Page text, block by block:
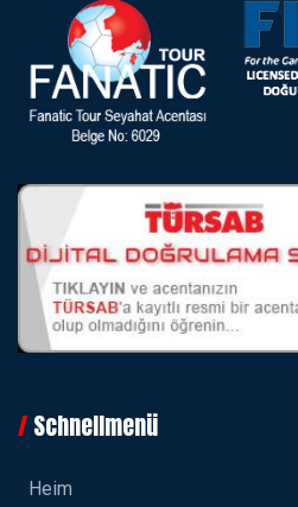
Schnellmenü
Heim